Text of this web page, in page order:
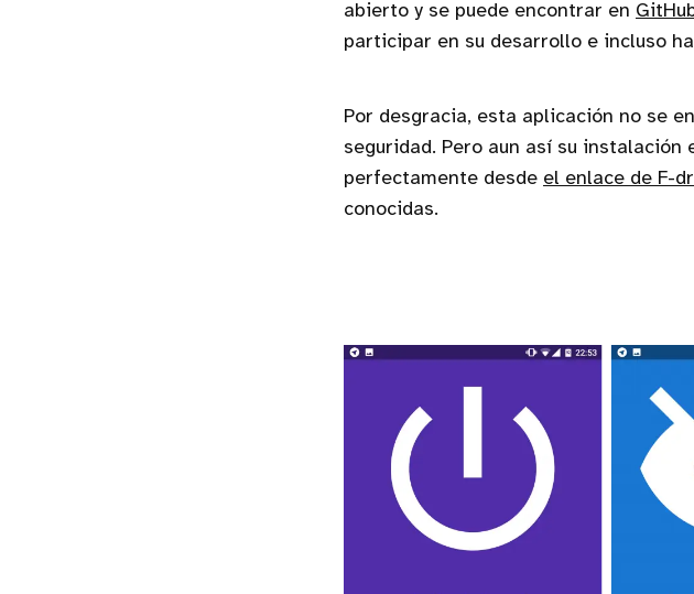
abierto y se puede encontrar en
participar en su desarrollo e incluso
Por desgracia, esta aplicación no se
seguridad. Pero aun así su instalación
perfectamente desde el enlace de F-
conocidas.